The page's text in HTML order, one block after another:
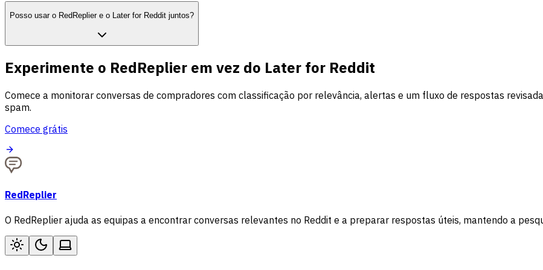
Posso usar o RedReplier e o Later for Reddit juntos?
Experimente o RedReplier em vez do Later for Reddit
Comece a monitorar conversas de compradores com classificação por relevância, alertas e um fluxo de respostas
spam.
Comece grátis
RedReplier
O RedReplier ajuda as equipas a encontrar conversas relevantes no Reddit e a preparar respostas úteis, mantendo a